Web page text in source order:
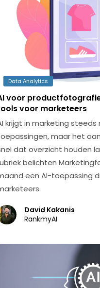
Data Analytics
voor
voor marketeers
krijgt in marketing
maar het
dat overzicht houden
belichten
een AI-toepassing
David Kakanis
RankmyAI